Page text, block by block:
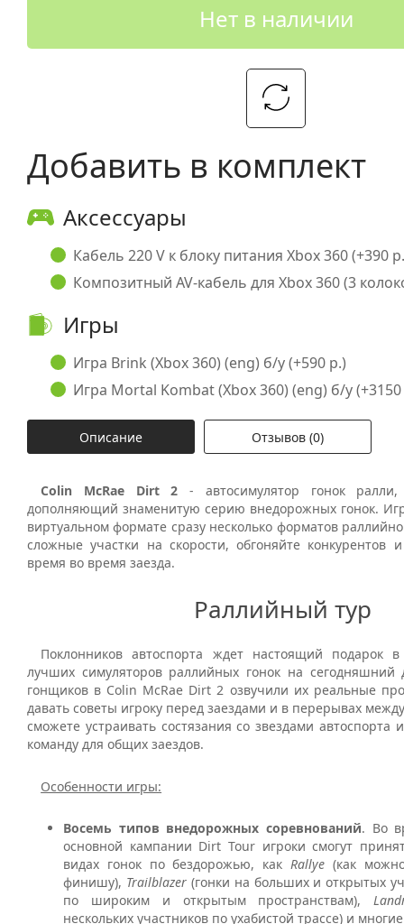
Нет в наличии
Добавить в комплект
Аксессуары
Кабель 220 V к блоку питания Xbox 360 (+390
Композитный AV-кабель для Xbox 360 (3
Игры
Игра Brink (Xbox 360) (eng) б/у (+590 р.)
Игра Mortal Kombat (Xbox 360) (eng) б/у
Описание Отзывов (0)
Colin McRae Dirt 2- автосимулятор гонок
дополняющий знаменитую серию внедорожных гонок.
виртуальном формате сразу несколько форматов
сложные участки на скорости, обгоняйте конкурентов
время во время заезда.
Раллийный тур
Поклонников автоспорта ждет настоящий подарок
лучших симуляторов раллийных гонок на сегодняшний
гонщиков в Colin McRae Dirt 2 озвучили их реальные
давать советы игроку перед заездами и в перерывах
сможете устраивать состязания со звездами автоспорта
команду для общих заездов.
Особенности игры:
Восемь типов внедорожных соревнований. Во
основной кампании Dirt Tour игроки смогут
видах гонок по бездорожью, как Rallye (как
финишу), Trailblazer (гонки на больших и открытых
по широким и открытым пространствам),
нескольких участников по ухабистой трассе) и